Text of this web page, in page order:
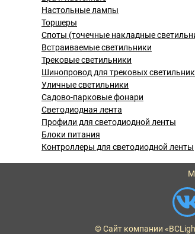
Настольные лампы
Торшеры
Споты (точечные накладные
Встраиваемые светильники
Трековые светильники
Шинопровод для трековых
Уличные светильники
Садово-парковые фонари
Светодиодная лента
Профили для светодиодной ленты
Блоки питания
Контроллеры для светодиодной ленты
© Сайт компании